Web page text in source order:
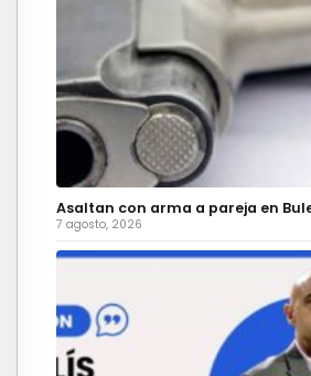
Asaltan con arma a pareja en
7 agosto, 2026